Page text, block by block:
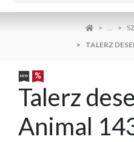
...
TALERZ
Talerz
Animal